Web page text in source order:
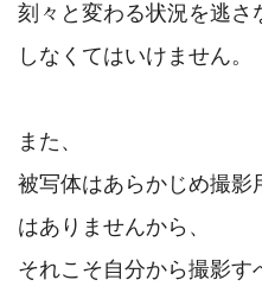
刻々と変わる状況を逃さ
しなくてはいけません。
また、
被写体はあらかじめ撮影
はありませんから、
それこそ自分から撮影す